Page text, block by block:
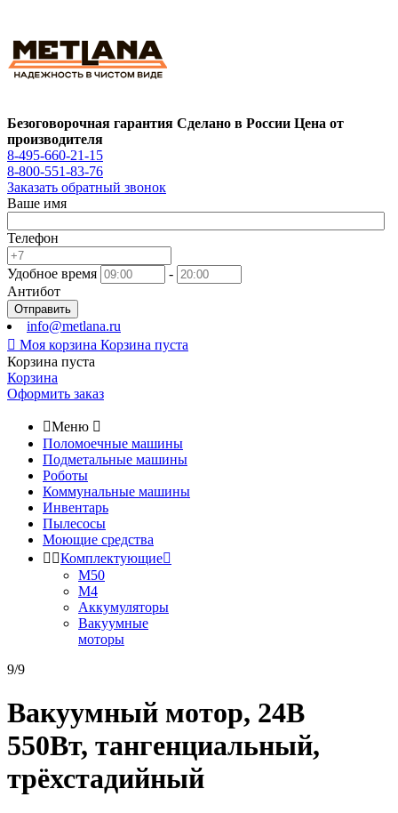
Безоговорочная гарантия Сделано в России Цена от
производителя
8-495-660-21-15
8-800-551-83-76
Заказать обратный звонок
Ваше имя
Телефон
Удобное время
-
Антибот
Отправить
info@metlana.ru
 Моя корзина Корзина пуста
Корзина пуста
Корзина
Оформить заказ
Меню 
Поломоечные машины
Подметальные машины
Роботы
Коммунальные машины
Инвентарь
Пылесосы
Моющие средства
 Комплектующие
М50
М4
Аккумуляторы
Вакуумные
моторы
9/9
Вакуумный мотор, 24В
550Вт, тангенциальный,
трёхстадийный